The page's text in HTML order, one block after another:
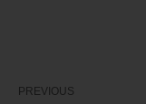
PREVIOUS